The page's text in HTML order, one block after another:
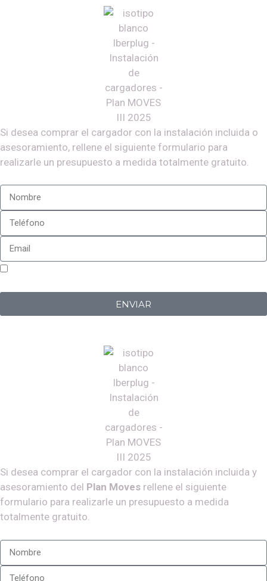
Si desea comprar el cargador con la instalación incluida o
asesoramiento, rellene el siguiente formulario para
realizarle un presupuesto a medida totalmente gratuito.
ENVIAR
Si desea comprar el cargador con la instalación incluida y
asesoramiento del Plan Moves rellene el siguiente
formulario para realizarle un presupuesto a medida
totalmente gratuito.